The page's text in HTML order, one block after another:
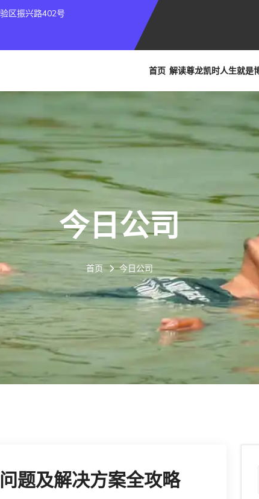
区振兴路402号
首页 解读尊龙凯时人生就是
今日公司
首页 今日公司
题及解决方案全攻略